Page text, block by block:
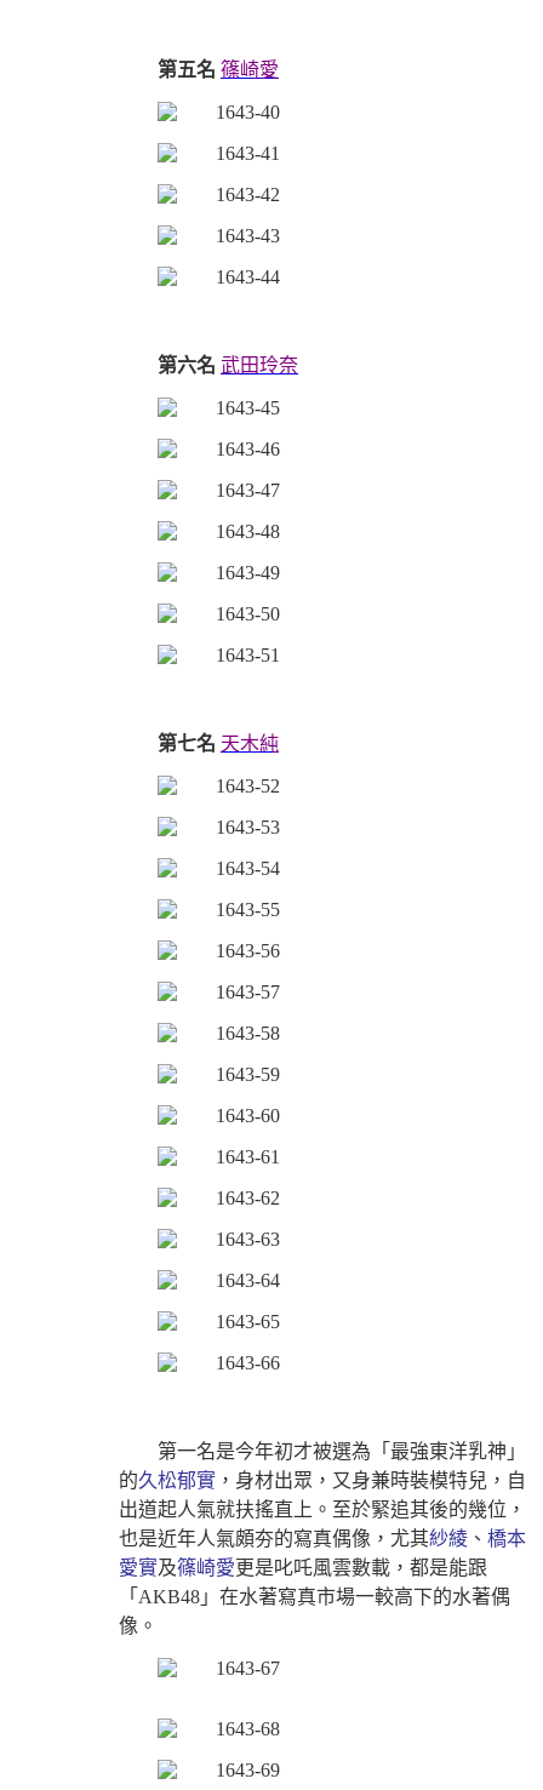
第五名 篠崎愛
第六名 武田玲奈
第七名 天木純
第一名是今年初才被選為「最強東洋乳神」
的久松郁實 ，身材出眾，又身兼時裝模特兒，自
出道起人氣就扶搖直上。至於緊追其後的幾位，
也是近年人氣頗夯的寫真偶像，尤其紗綾 、 橋本
愛實及篠崎愛更是叱吒風雲數載，都是能跟
「AKB48」在水著寫真市場一較高下的水著偶
像。